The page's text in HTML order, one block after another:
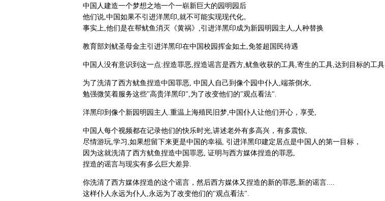
中国人建造一个梦想之地一个一崭新巨大的园明园后
他们说,中国如果不引进洋黑印,就不可能实现现代化。
事实上,他们是在帮鱿鱼消灭《黄祸》,引进洋黑印成为新园明园主人,人种替换
教育部刘鱿圣母金主引进洋黑印在中国校园挥金如土,免签超国民待遇
中国人没有意识到这一点:捏造罪恶,捏造谣言是西方,鱿鱼收获的工具,寄生的工具,达到目标的工具
为了洗清了西方鱿鱼捏造中国罪恶, 中国人自己到像个园中仆人,端茶倒水,
勉强微笑着服务这些"高贵洋黑印",为了改变他们的"观点看法".
洋黑印到像个新园明园主人.重温上海殖民旧梦,中国仆人让他们开心，享受,
中国人每个视频都在记录他们的快乐时光,讲述老外有多高兴，有多震惊,
尽情游玩,学习,如果想留下来更是中国的幸福, 引进洋黑印建定居点是中国人的第一目标，
因为这就洗清了西方鱿鱼捏造中国罪恶, 证明与西方媒体捏造的罪恶,
捏造的谣言与现实有多么巨大差异.
你洗清了西方媒体捏造的这个谣言，然后西方媒体又捏造的新的罪恶,新的谣言....
这样仆人永远为仆人,永远为了改变他们的"观点看法".